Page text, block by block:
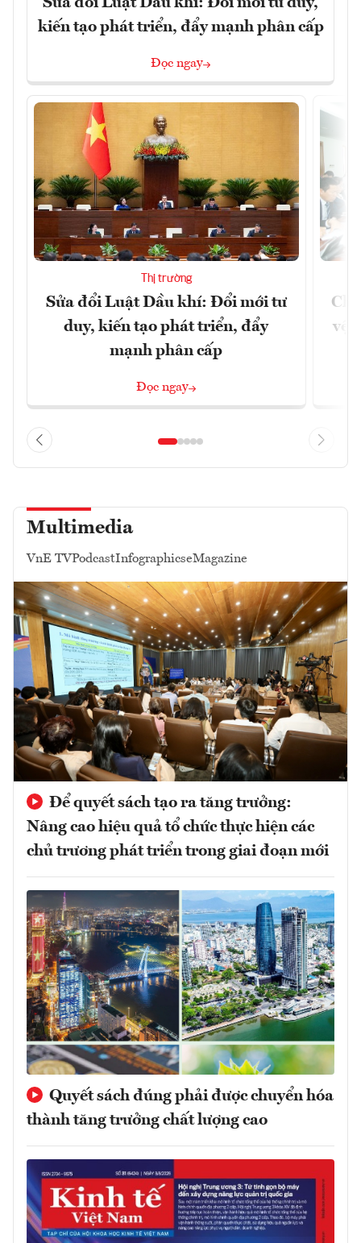
kiến tạo phát triển, đẩy mạnh phân cấp
Đọc ngay
Thị trường
Sửa đổi Luật Dầu khí: Đổi mới tư
duy, kiến tạo phát triển, đẩy
mạnh phân cấp
Đọc ngay
vệ
Multimedia
VnE TVPodcastInfographicseMagazine
Để quyết sách tạo ra tăng trưởng:
Nâng cao hiệu quả tổ chức thực hiện các
chủ trương phát triển trong giai đoạn mới
Quyết sách đúng phải được chuyển hóa
thành tăng trưởng chất lượng cao